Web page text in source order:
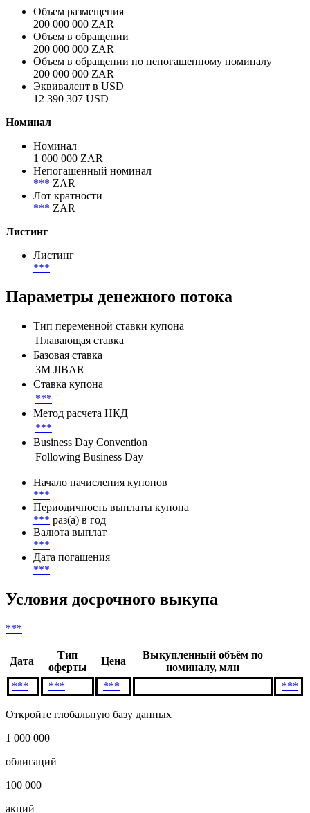
Объем размещения
200 000 000 ZAR
Объем в обращении
200 000 000 ZAR
Объем в обращении по непогашенному номиналу
200 000 000 ZAR
Эквивалент в USD
12 390 307 USD
Номинал
Номинал
1 000 000 ZAR
Непогашенный номинал
*** ZAR
Лот кратности
*** ZAR
Листинг
Листинг
***
Параметры денежного потока
Тип переменной ставки купона
Плавающая ставка
Базовая ставка
3M JIBAR
Ставка купона
***
Метод расчета НКД
***
Business Day Convention
Following Business Day
Начало начисления купонов
***
Периодичность выплаты купона
*** раз(а) в год
Валюта выплат
***
Дата погашения
***
Условия досрочного выкупа
***
Дата
Тип
оферты
Цена
Выкупленный объём по
номиналу, млн
***
*** *** ***
Откройте глобальную базу данных
1 000 000
облигаций
100 000
акций